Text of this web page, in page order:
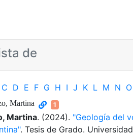
de
C D E F G H I J K L M N O
Martina 1
Martina. (2024). "Geología del
. Tesis de Grado.